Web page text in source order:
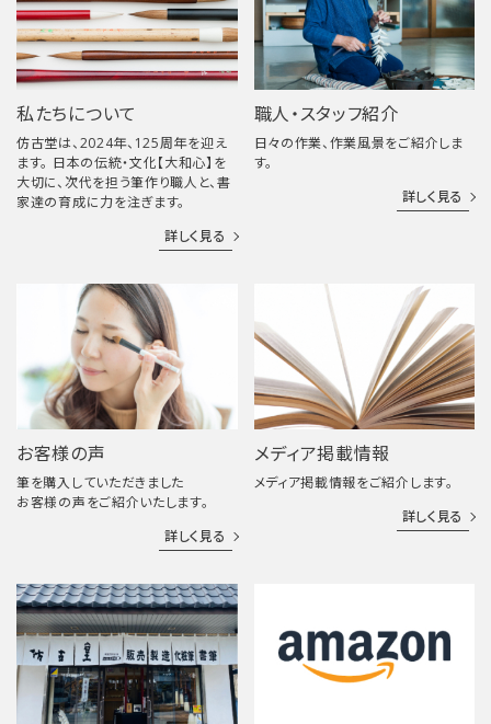
私たちについて
仿古堂は、2024年、125周年を迎え
ます。 日本の伝統・文化【大和心】を
大切に、次代を担う筆作り職人と、書
家達の育成に力を注ぎます。
詳しく見る
職人・スタッフ紹介
日々の作業、作業風景をご紹介しま
す。
詳しく見る
お客様の声
筆を購入していただきました
お客様の声をご紹介いたします。
詳しく見る
メディア掲載情報
メディア掲載情報をご紹介します。
詳しく見る